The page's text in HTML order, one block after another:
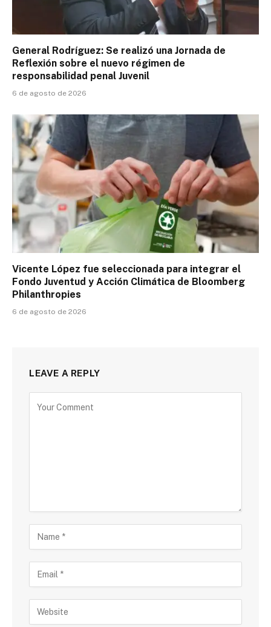
General Rodríguez: Se realizó una Jornada de
Reflexión sobre el nuevo régimen de
responsabilidad penal Juvenil
6 de agosto de 2026
Vicente López fue seleccionada para integrar el
Fondo Juventud y Acción Climática de Bloomberg
Philanthropies
6 de agosto de 2026
LEAVE A REPLY